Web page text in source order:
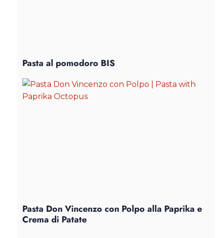
Pasta al pomodoro BIS
Pasta Don Vincenzo con Polpo alla Paprika e
Crema di Patate